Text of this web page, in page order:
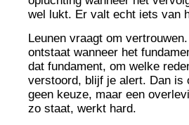
wel lukt. Er valt echt iets van
Leunen vraagt om
ontstaat wanneer het
dat fundament, om welke
verstoord, blijf je alert. Dan is
geen keuze, maar een
zo staat, werkt hard.